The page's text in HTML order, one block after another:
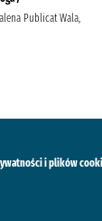
Publicat Wala,
i plików